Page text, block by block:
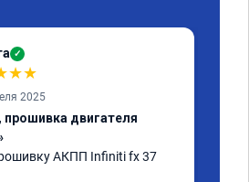
✓
★★
2025
прошивка двигателя
АКПП Infiniti fx 37